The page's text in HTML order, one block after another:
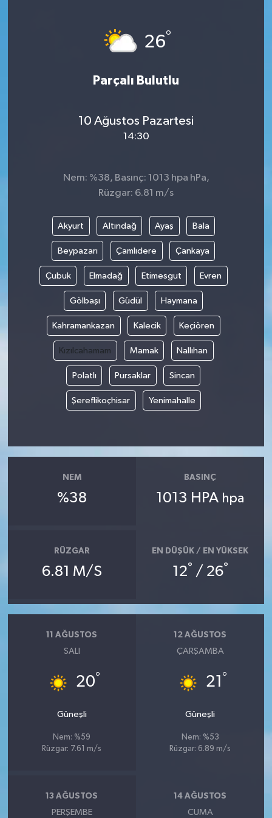
26°
Parçalı Bulutlu
10 Ağustos Pazartesi
14:30
Nem: %38, Basınç: 1013 hpa hPa,
Rüzgar: 6.81 m/s
Akyurt Altındağ Ayaş Bala
Beypazarı Çamlıdere Çankaya
Çubuk Elmadağ Etimesgut Evren
Gölbaşı Güdül Haymana
Kahramankazan Kalecik Keçiören
Kızılcahamam Mamak Nallıhan
Polatlı Pursaklar Sincan
Şereflikoçhisar Yenimahalle
NEM
%38
BASINÇ
1013 HPA hpa
RÜZGAR
6.81 M/S
EN DÜŞÜK / EN YÜKSEK
12° / 26°
11 AĞUSTOS
SALI
20°
Güneşli
Nem: %59
Rüzgar: 7.61 m/s
12 AĞUSTOS
ÇARŞAMBA
21 °
Güneşli
Nem: %53
Rüzgar: 6.89 m/s
13 AĞUSTOS
PERŞEMBE
14 AĞUSTOS
CUMA